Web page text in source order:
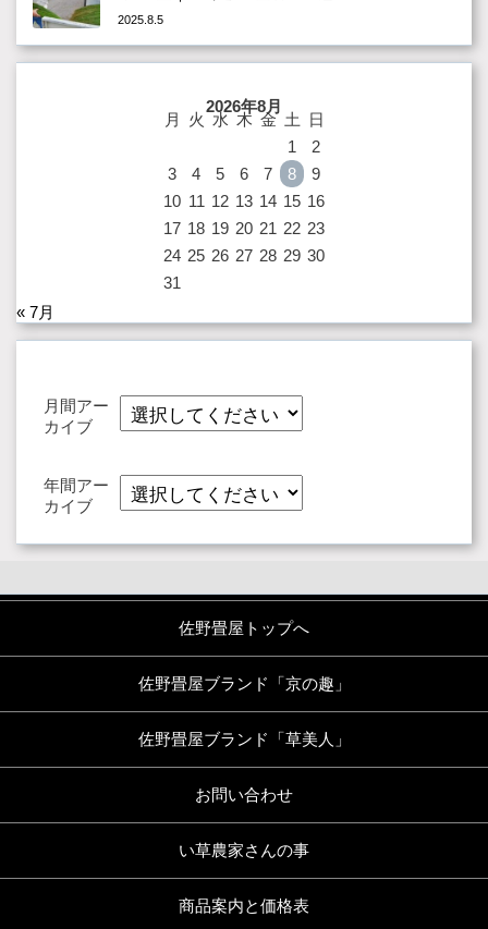
2025.8.5
2026年8月
月 火 水 木 金 土 日
1
2
3
4 5 6 7 8
9
10 11 12 13 14 15 16
17 18 19 20 21 22 23
24 25 26 27 28 29 30
31
« 7月
月間アー
カイブ
年間アー
カイブ
佐野畳屋トップへ
佐野畳屋ブランド「京の趣」
佐野畳屋ブランド「草美人」
お問い合わせ
い草農家さんの事
商品案内と価格表